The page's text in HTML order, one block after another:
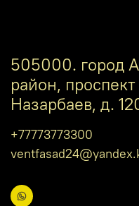
505000. город
район,
Назарбаев, д.
+77773773300